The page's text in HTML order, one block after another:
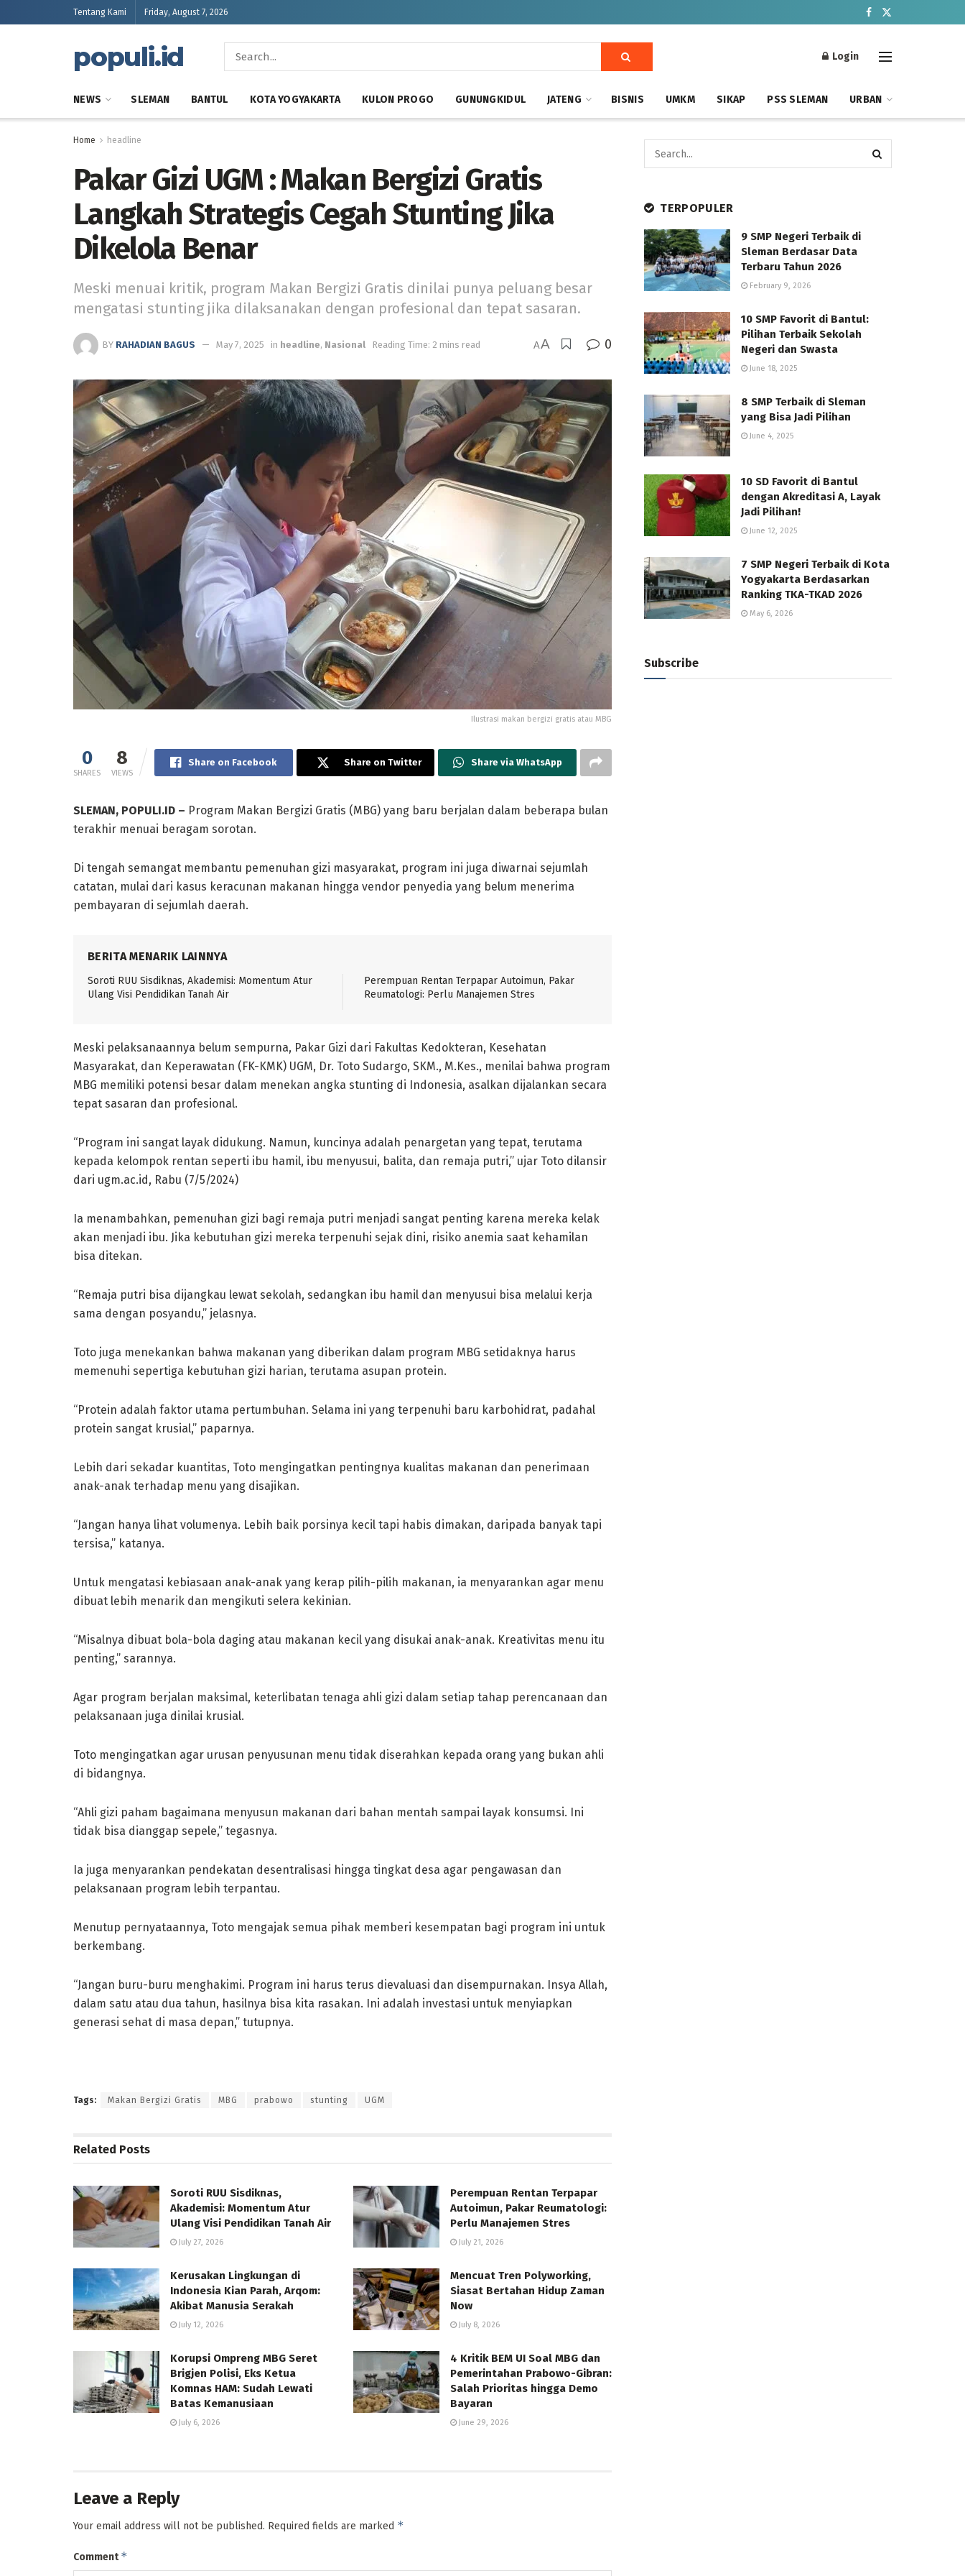
Tentang Kami Friday, August 7, 2026
populi.id Login
NEWS SLEMAN BANTUL KOTA YOGYAKARTA KULON PROGO GUNUNGKIDUL JATENG BISNIS UMKM SIKAP PSS SLEMAN URBAN
Home headline
Pakar Gizi UGM : Makan Bergizi Gratis
Langkah Strategis Cegah Stunting Jika
Dikelola Benar
Meski menuai kritik, program Makan Bergizi Gratis dinilai punya peluang besar
mengatasi stunting jika dilaksanakan dengan profesional dan tepat sasaran.
BY RAHADIAN BAGUS May 7, 2025 in headline, Nasional Reading Time: 2 mins read AA 0
Ilustrasi makan bergizi gratis atau MBG
0
SHARES
8
VIEWS
Share on Facebook Share on Twitter Share via WhatsApp
SLEMAN, POPULI.ID – Program Makan Bergizi Gratis (MBG) yang baru berjalan dalam beberapa bulan
terakhir menuai beragam sorotan.
Di tengah semangat membantu pemenuhan gizi masyarakat, program ini juga diwarnai sejumlah
catatan, mulai dari kasus keracunan makanan hingga vendor penyedia yang belum menerima
pembayaran di sejumlah daerah.
BERITA MENARIK LAINNYA
Soroti RUU Sisdiknas, Akademisi: Momentum Atur
Ulang Visi Pendidikan Tanah Air
Perempuan Rentan Terpapar Autoimun, Pakar
Reumatologi: Perlu Manajemen Stres
Meski pelaksanaannya belum sempurna, Pakar Gizi dari Fakultas Kedokteran, Kesehatan
Masyarakat, dan Keperawatan (FK-KMK) UGM, Dr. Toto Sudargo, SKM., M.Kes., menilai bahwa program
MBG memiliki potensi besar dalam menekan angka stunting di Indonesia, asalkan dijalankan secara
tepat sasaran dan profesional.
“Program ini sangat layak didukung. Namun, kuncinya adalah penargetan yang tepat, terutama
kepada kelompok rentan seperti ibu hamil, ibu menyusui, balita, dan remaja putri,” ujar Toto dilansir
dari ugm.ac.id, Rabu (7/5/2024)
Ia menambahkan, pemenuhan gizi bagi remaja putri menjadi sangat penting karena mereka kelak
akan menjadi ibu. Jika kebutuhan gizi mereka terpenuhi sejak dini, risiko anemia saat kehamilan
bisa ditekan.
“Remaja putri bisa dijangkau lewat sekolah, sedangkan ibu hamil dan menyusui bisa melalui kerja
sama dengan posyandu,” jelasnya.
Toto juga menekankan bahwa makanan yang diberikan dalam program MBG setidaknya harus
memenuhi sepertiga kebutuhan gizi harian, terutama asupan protein.
“Protein adalah faktor utama pertumbuhan. Selama ini yang terpenuhi baru karbohidrat, padahal
protein sangat krusial,” paparnya.
Lebih dari sekadar kuantitas, Toto mengingatkan pentingnya kualitas makanan dan penerimaan
anak-anak terhadap menu yang disajikan.
“Jangan hanya lihat volumenya. Lebih baik porsinya kecil tapi habis dimakan, daripada banyak tapi
tersisa,” katanya.
Untuk mengatasi kebiasaan anak-anak yang kerap pilih-pilih makanan, ia menyarankan agar menu
dibuat lebih menarik dan mengikuti selera kekinian.
“Misalnya dibuat bola-bola daging atau makanan kecil yang disukai anak-anak. Kreativitas menu itu
penting,” sarannya.
Agar program berjalan maksimal, keterlibatan tenaga ahli gizi dalam setiap tahap perencanaan dan
pelaksanaan juga dinilai krusial.
Toto mengingatkan agar urusan penyusunan menu tidak diserahkan kepada orang yang bukan ahli
di bidangnya.
“Ahli gizi paham bagaimana menyusun makanan dari bahan mentah sampai layak konsumsi. Ini
tidak bisa dianggap sepele,” tegasnya.
Ia juga menyarankan pendekatan desentralisasi hingga tingkat desa agar pengawasan dan
pelaksanaan program lebih terpantau.
Menutup pernyataannya, Toto mengajak semua pihak memberi kesempatan bagi program ini untuk
berkembang.
“Jangan buru-buru menghakimi. Program ini harus terus dievaluasi dan disempurnakan. Insya Allah,
dalam satu atau dua tahun, hasilnya bisa kita rasakan. Ini adalah investasi untuk menyiapkan
generasi sehat di masa depan,” tutupnya.
Tags: Makan Bergizi Gratis MBG prabowo stunting UGM
Related Posts
Soroti RUU Sisdiknas,
Akademisi: Momentum Atur
Ulang Visi Pendidikan Tanah Air
July 27, 2026
Perempuan Rentan Terpapar
Autoimun, Pakar Reumatologi:
Perlu Manajemen Stres
July 21, 2026
Kerusakan Lingkungan di
Indonesia Kian Parah, Arqom:
Akibat Manusia Serakah
July 12, 2026
Mencuat Tren Polyworking,
Siasat Bertahan Hidup Zaman
Now
July 8, 2026
Korupsi Ompreng MBG Seret
Brigjen Polisi, Eks Ketua
Komnas HAM: Sudah Lewati
Batas Kemanusiaan
July 6, 2026
4 Kritik BEM UI Soal MBG dan
Pemerintahan Prabowo-Gibran:
Salah Prioritas hingga Demo
Bayaran
June 29, 2026
Leave a Reply
Your email address will not be published. Required fields are marked *
Comment*
TERPOPULER
9 SMP Negeri Terbaik di
Sleman Berdasar Data
Terbaru Tahun 2026
February 9, 2026
10 SMP Favorit di Bantul:
Pilihan Terbaik Sekolah
Negeri dan Swasta
June 18, 2025
8 SMP Terbaik di Sleman
yang Bisa Jadi Pilihan
June 4, 2025
10 SD Favorit di Bantul
dengan Akreditasi A, Layak
Jadi Pilihan!
June 12, 2025
7 SMP Negeri Terbaik di Kota
Yogyakarta Berdasarkan
Ranking TKA-TKAD 2026
May 6, 2026
Subscribe